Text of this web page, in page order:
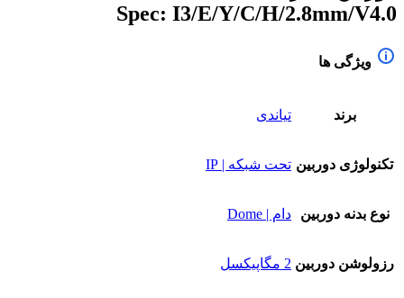
Spec: I3/E/Y/C/H/2.8mm/V4.0
ویژگی ها
برند تیاندی
تکنولوژی دوربین تحت شبکه | IP
نوع بدنه دوربین دام | Dome
رزولوشن دوربین 2 مگاپیکسل